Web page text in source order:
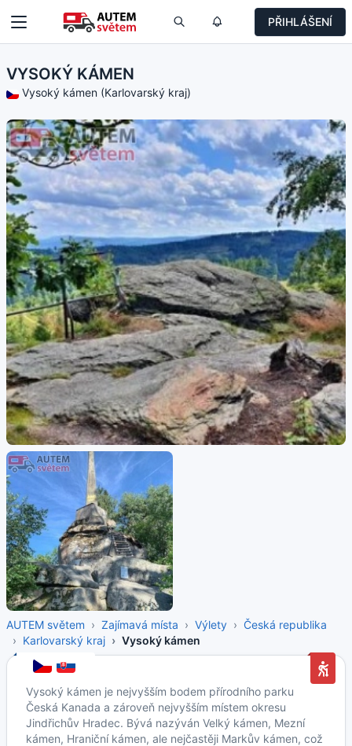
PŘIHLÁŠENÍ
VYSOKÝ KÁMEN
Vysoký kámen (Karlovarský kraj)
AUTEM světem Zajímavá místa Výlety
Česká republika
Karlovarský kraj
Vysoký kámen
Vysoký kámen je nejvyšším bodem přírodního parku
Česká Kanada a zároveň nejvyšším místem okresu
Jindřichův Hradec. Bývá nazýván Velký kámen, Mezní
kámen, Hraniční kámen, ale nejčastěji Markův kámen, což